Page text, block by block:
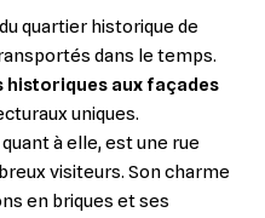
quartier historique de
dans le temps.
historiques aux façades
uniques.
quant à elle, est une rue
visiteurs. Son charme
en briques et ses